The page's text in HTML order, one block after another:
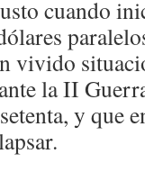
cuando
vivido
la II
y que